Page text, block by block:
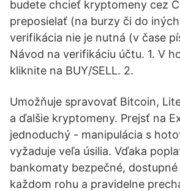
budete chcieť kryptomeny cez
preposielať (na burzy či do
verifikácia nie je nutná (v čase
Návod na verifikáciu účtu. 1. V
kliknite na BUY/SELL. 2.
Umožňuje spravovať Bitcoin,
a ďalšie kryptomeny. Prejsť na
jednoduchý - manipulácia s
vyžaduje veľa úsilia. Vďaka
bankomaty bezpečné,
každom rohu a pravidelne